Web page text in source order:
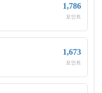
1,786
포인트
1,673
포인트